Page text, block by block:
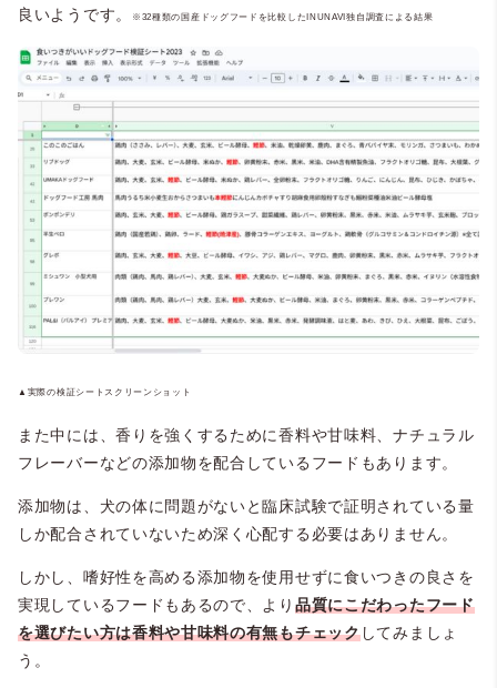
良いようです。
※32種類の国産ドッグフードを比較したINUNAVI独自調査による結果
▲実際の検証シートスクリーンショット
また中には、香りを強くするために香料や甘味料、ナチュラル
フレーバーなどの添加物を配合しているフードもあります。
添加物は、犬の体に問題がないと臨床試験で証明されている量
しか配合されていないため深く心配する必要はありません。
しかし、嗜好性を高める添加物を使用せずに食いつきの良さを
実現しているフードもあるので、より 品質にこだわったフード
を選びたい方は香料や甘味料の有無もチェックしてみましょ
う。